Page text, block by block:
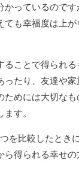
かっているので
ても幸福度は上
ることで得られ
ったり、友達や
ためには大切な
す。
を比較したとき
ら得られる幸せ